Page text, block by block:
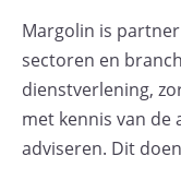
Margolin is
sectoren en
dienstverlening,
met kennis van
adviseren. Dit